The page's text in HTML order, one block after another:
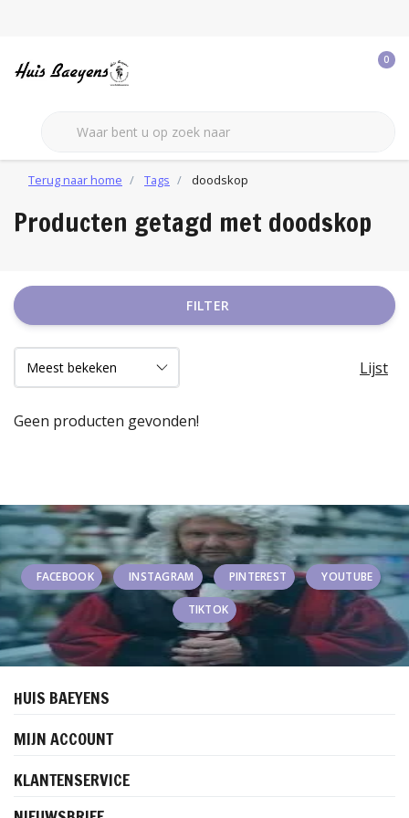
0
Terug naar home Tags doodskop
Producten getagd met doodskop
FILTER
Lijst
Geen producten gevonden!
FACEBOOK INSTAGRAM PINTEREST YOUTUBE
TIKTOK
HUIS BAEYENS
MIJN ACCOUNT
KLANTENSERVICE